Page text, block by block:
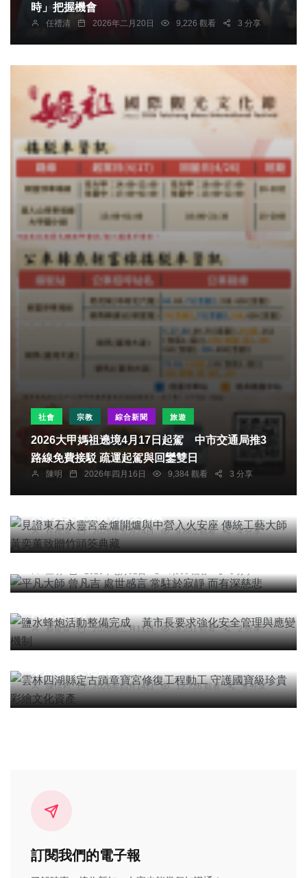
時」把握機會
任禮清 2026年二月20日 9,226 觀看 3 分享
社會 宗教 綜合新聞 旅遊
2026大甲媽祖遶境4月17日起駕 中市交通局推3
路線免費接駁 疏運起駕與回鑾雙日
陳明 2026年四月16日 9,384 觀看 3 分享
宗教 綜合新聞
見證東石永靈宮金爐開爐與中營入火安座 傳統工藝
任禮清 2026年五月24日 9,865 觀看 4 分享
社會 宗教 綜合新聞
平凡大師 曾凡吉 處世感言 常駐於寂靜 而有深慈悲
陳明 2026年七月02日 7,000 觀看 5 分享
社會 宗教 綜合新聞 健康 旅遊
鹽水蜂炮活動整備完成 黃市長要求強化安全管理
蔡俊賢 2026年二月11日 9,251 觀看 2 分享
宗教 綜合新聞
雲林四湖縣定古蹟章寶宮修復工程動工 守護國寶級
陳信利 2026年四月14日 12,726 觀看 9 分享
訂閱我們的電子報